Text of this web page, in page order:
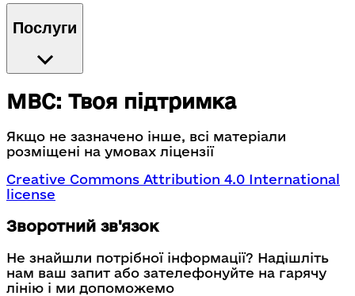
Послуги
МВС: Твоя підтримка
Якщо не зазначено інше, всі матеріали
розміщені на умовах ліцензії
Creative Commons Attribution 4.0 International
license
Зворотний зв'язок
Не знайшли потрібної інформації? Надішліть
нам ваш запит або зателефонуйте на гарячу
лінію і ми допоможемо